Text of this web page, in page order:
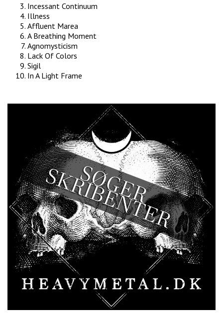
Incessant Continuum
Illness
Affluent Marea
A Breathing Moment
Agnomysticism
Lack Of Colors
Sigil
In A Light Frame